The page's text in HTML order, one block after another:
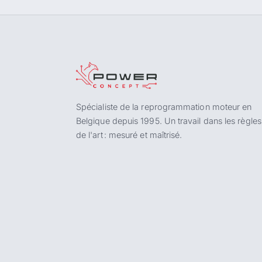
Spécialiste de la reprogrammation moteur en
Belgique depuis 1995. Un travail dans les règles
de l'art : mesuré et maîtrisé.